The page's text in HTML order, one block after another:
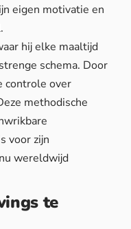
eigen motivatie en
hij elke maaltijd
schema. Door
controle over
methodische
voor zijn
wereldwijd
te